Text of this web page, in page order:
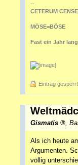
--
CETERUM
MÖSE=BÖSE
Fast ein Jahr
Eintrag gesperrt
Gismatis ,
Als ich heute
Argumenten.
völlig